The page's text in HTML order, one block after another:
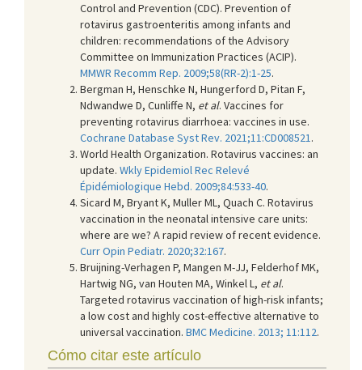
Control and Prevention (CDC). Prevention of
rotavirus gastroenteritis among infants and
children: recommendations of the Advisory
Committee on Immunization Practices (ACIP).
MMWR Recomm Rep. 2009;58(RR-2):1-25.
Bergman H, Henschke N, Hungerford D, Pitan F,
Ndwandwe D, Cunliffe N, et al. Vaccines for
preventing rotavirus diarrhoea: vaccines in use.
Cochrane Database Syst Rev. 2021;11:CD008521 .
World Health Organization. Rotavirus vaccines: an
update. Wkly Epidemiol Rec Relevé
Épidémiologique Hebd. 2009;84:533-40.
Sicard M, Bryant K, Muller ML, Quach C. Rotavirus
vaccination in the neonatal intensive care units:
where are we? A rapid review of recent evidence.
Curr Opin Pediatr. 2020;32:167.
Bruijning-Verhagen P, Mangen M-JJ, Felderhof MK,
Hartwig NG, van Houten MA, Winkel L, et al.
Targeted rotavirus vaccination of high-risk infants;
a low cost and highly cost-effective alternative to
universal vaccination. BMC Medicine. 2013; 11:112.
Cómo citar este artículo